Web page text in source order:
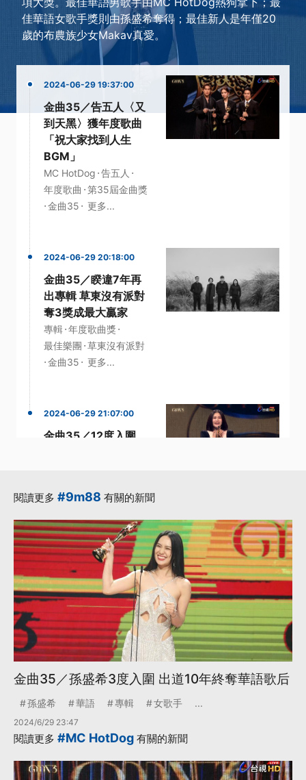
佳華語女歌手獎則由孫盛希奪得；最佳新人是年僅20
歲的布農族少女Makav真愛。
2024-06-29 19:37:00
金曲35／告五人〈又
到天黑〉獲年度歌曲
「祝大家找到人生
BGM」
MC HotDog ·告五人 ·
年度歌曲 ·第35屆金曲獎
·金曲35 · 更多...
2024-06-29 20:18:00
金曲35／睽違7年再
出專輯 草東沒有派對
奪3獎成最大贏家
專輯·年度歌曲獎·
最佳樂團 ·草東沒有派對
·金曲35 · 更多...
2024-06-29 21:07:00
金曲35／12度入圍、
台語·台語歌后· 女歌手·
感謝·黃妃·更多...
閱讀更多 #9m88 有關的新聞
金曲35／孫盛希3度入圍 出道10年終奪華語歌后
孫盛希 華語 專輯 女歌手 ...
2024/6/29 23:47
閱讀更多 #MC HotDog 有關的新聞